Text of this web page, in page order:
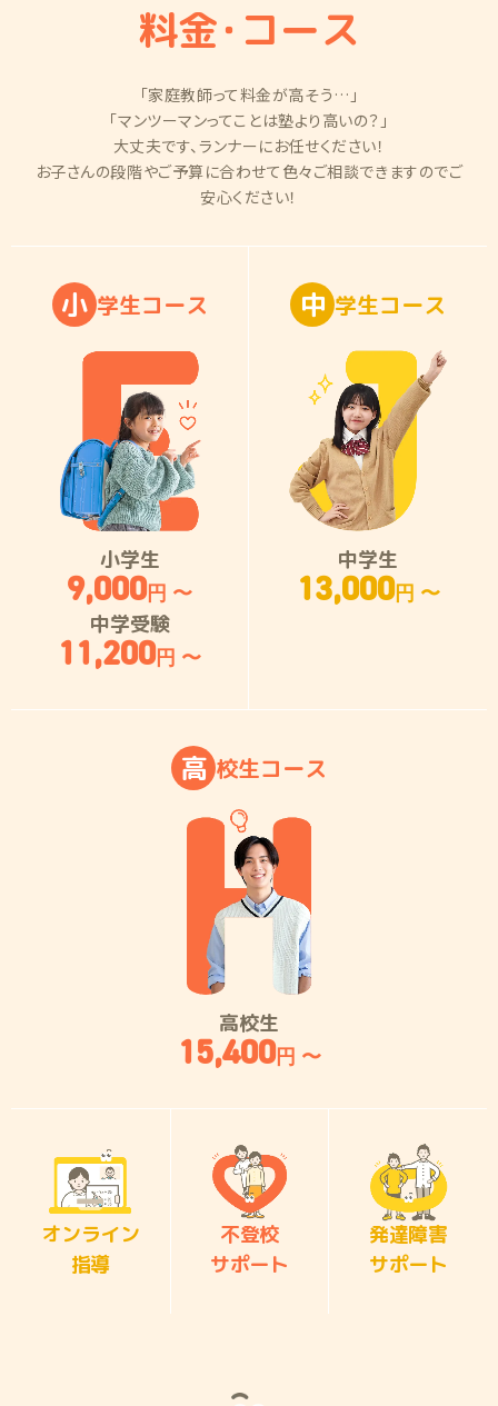
料金・コース
「家庭教師って料金が高そう…」
「マンツーマンってことは塾より高いの？」
大丈夫です、ランナーにお任せください！
お子さんの段階やご予算に合わせて色々ご相談できますのでご
安心ください！
小 学生コース
小学生
9,000円 〜
中学受験
11,200円 〜
中 学生コース
中学生
13,000円 〜
高 校生コース
高校生
15,400円 〜
オンライン
指導
不登校
サポート
発達障害
サポート